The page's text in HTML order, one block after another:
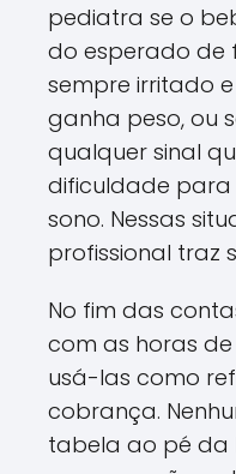
pediatra se o
do esperado de
sempre irritado
ganha peso, ou
qualquer sinal
dificuldade para
sono. Nessas
profissional traz
No fim das
com as horas
usá-las como
cobrança.
tabela ao pé da